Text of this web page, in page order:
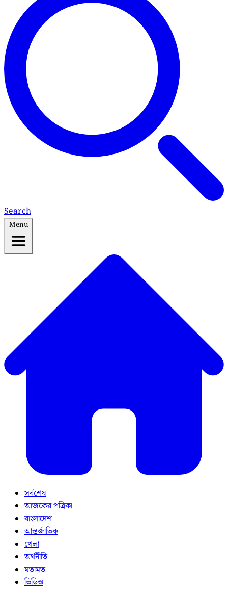
Search
Menu
সর্বশেষ
আজকের পত্রিকা
বাংলাদেশ
আন্তর্জাতিক
খেলা
অর্থনীতি
মতামত
ভিডিও